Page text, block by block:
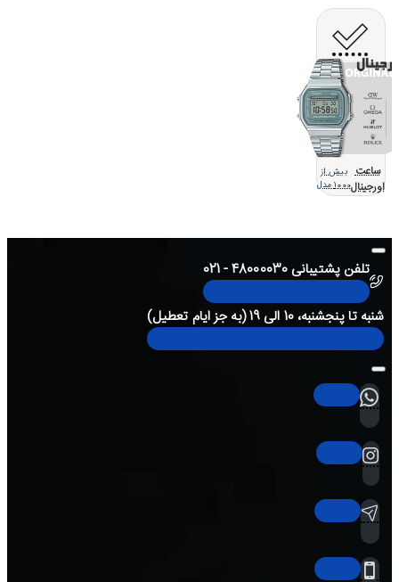
ساعت
اورجینال
بیش از
1000 مدل
تلفن پشتیبانی 48000030 - 021
شنبه تا پنجشنبه، 10 الی 19 (به جز ایام تعطیل)